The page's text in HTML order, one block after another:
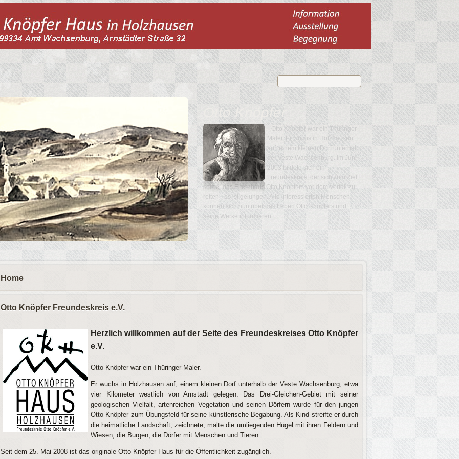
Otto Knöpfer
Otto Knöpfer war ein Thüringer
Maler. Er wuchs in Holzhausen
auf, einem kleinen Dorf unterhalb
der Veste Wachsenburg. Im Juni
2003 bildete sich ein
Freundeskreis, der sich zum Ziel
setzte, das Elternhaus Otto Knöpfers vor dem Verfall zu
retten - es ist gelungen. Alle interessierten Menschen
können sich nun über das Leben Otto Knöpfers und
seine Werke informieren.
Home
Otto Knöpfer Freundeskreis e.V.
Herzlich willkommen auf der Seite des Freundeskreises Otto Knöpfer
e.V.
Otto Knöpfer war ein Thüringer Maler.
Er wuchs in Holzhausen auf, einem kleinen Dorf unterhalb der Veste Wachsenburg, etwa
vier Kilometer westlich von Arnstadt gelegen. Das Drei-Gleichen-Gebiet mit seiner
geologischen Vielfalt, artenreichen Vegetation und seinen Dörfern wurde für den jungen
Otto Knöpfer zum Übungsfeld für seine künstlerische Begabung. Als Kind streifte er durch
die heimatliche Landschaft, zeichnete, malte die umliegenden Hügel mit ihren Feldern und
Wiesen, die Burgen, die Dörfer mit Menschen und Tieren.
Seit dem 25. Mai 2008 ist das originale Otto Knöpfer Haus für die Öffentlichkeit zugänglich.